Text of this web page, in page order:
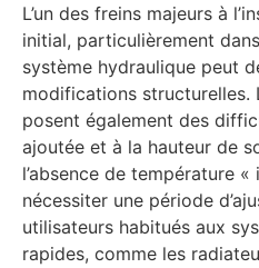
L’un des freins majeurs à
initial, particulièrement
système hydraulique peut
modifications structurelles.
posent également des
ajoutée et à la hauteur de
l’absence de température
nécessiter une période
utilisateurs habitués aux
rapides, comme les